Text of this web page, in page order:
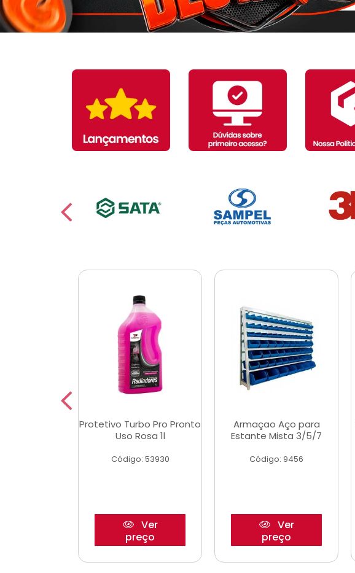
Protetivo Turbo Pro Pronto
Uso Rosa 1l
Código: 53930
Ver
preço
Armaçao Aço para
Estante Mista 3/5/7
Código: 9456
Ver
preço